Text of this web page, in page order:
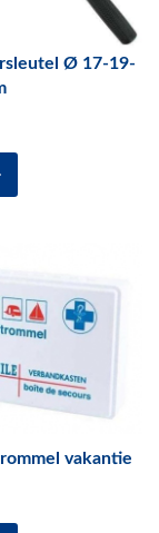
Ø 17-19-
vakantie